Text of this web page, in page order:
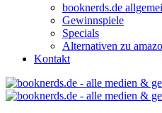
booknerds.de
Gewinnspiele
Specials
Alternativen zu
Kontakt